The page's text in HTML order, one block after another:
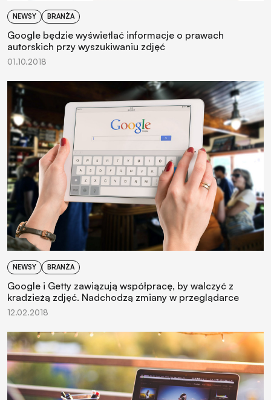
NEWSY BRANŻA
Google będzie wyświetlać informacje o prawach
autorskich przy wyszukiwaniu zdjęć
01.10.2018
NEWSY BRANŻA
Google i Getty zawiązują współpracę, by walczyć z
kradzieżą zdjęć. Nadchodzą zmiany w przeglądarce
12.02.2018